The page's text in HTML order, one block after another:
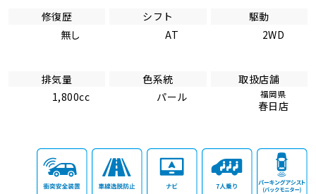
修復歴
無し
シフト
AT
駆動
2WD
排気量
1,800cc
色系統
パール
取扱店舗
福岡県
春日店